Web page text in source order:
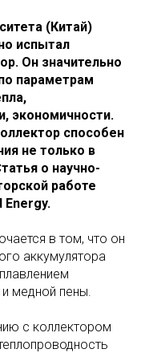
(Китай)
испытал
Он значительно
параметрам
экономичности.
способен
не только в
о научно-
работе
Energy.
в том, что он
аккумулятора
медной пены.
с коллектором